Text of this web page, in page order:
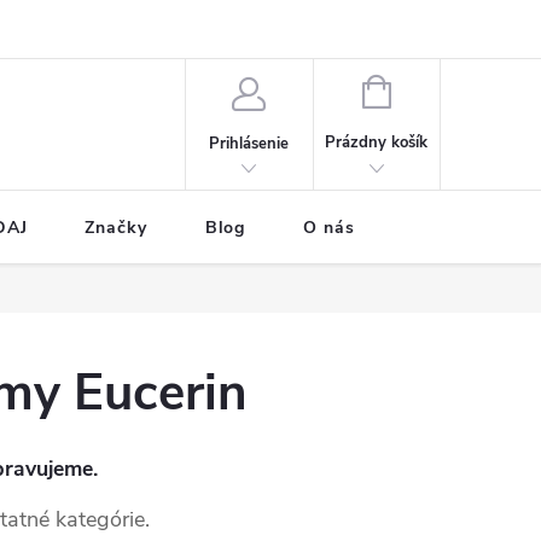
Prihlásenie
NÁKUPNÝ
Prázdny košík
Značky Blog O nás
Eucerin
kategórie.